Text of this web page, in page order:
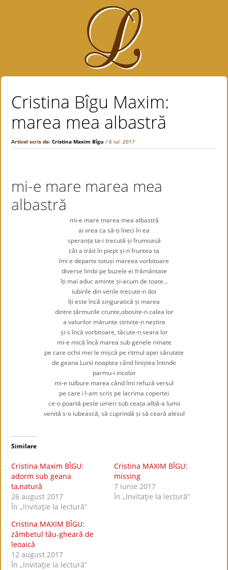
Cristina Bîgu Maxim:
marea mea albastră
Articol scris de:Cristina Maxim Bîgu / 6 iul. 2017
mi-e mare marea mea
albastră
mi-e mare marea mea albastră
ai vrea ca să-ți îneci în ea
speranța ta-i trecută și frumoasă
cât a trăit în piept și-n fruntea ta
îmi e departe totuși mareea vorbitoare
diverse limbi pe buzele ei frământate
îți mai aduc aminte și-acum de toate…
iubirile din verile trecute-n doi
îți este încă singuratică și marea
dintre țărmurile crunte,obosite-n calea lor
a valurilor mărunte strivite-n neștire
și-s încă vorbitoare, tăcute-n seara lor
mi-e mică încă marea sub genele rimate
pe care ochii mei le mișcă pe ritmul apei sărutate
de geana Lunii noaptea când liniștea întinde
parmu-i incolor
mi-e tulbure marea când îmi refuză versul
pe care i l-am scris pe lacrima copertei
ce-o poartă peste umeri sub ceața albă-a lumii
venită s-o iubească, să cuprindă și să ceară alesul
Similare
Cristina Maxim BÎGU:
adorm sub geana
ta,natură
26 august 2017
În „lnvitaţie la lectură”
Cristina MAXIM BÎGU:
missing
7 iunie 2017
În „lnvitaţie la lectură”
Cristina MAXIM BÎGU:
zâmbetul tău-gheară de
leoaică
12 august 2017
În „lnvitaţie la lectură”